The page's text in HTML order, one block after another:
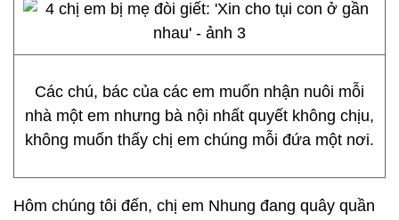
Các chú, bác của các em muốn nhận nuôi mỗi
nhà một em nhưng bà nội nhất quyết không chịu,
không muốn thấy chị em chúng mỗi đứa một nơi.
Hôm chúng tôi đến, chị em Nhung đang quây quần